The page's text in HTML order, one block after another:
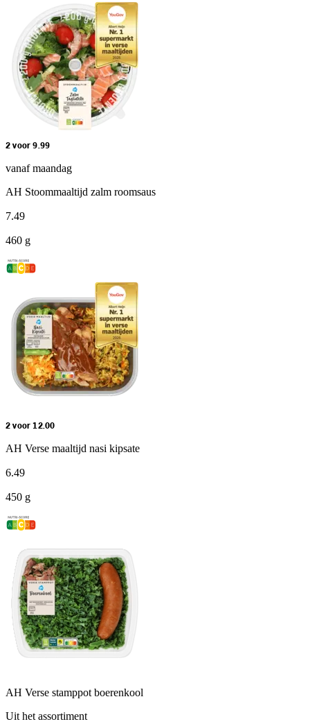
2 voor 9.99
vanaf maandag
AH Stoommaaltijd zalm roomsaus
7.49
460 g
2 voor 12.00
AH Verse maaltijd nasi kipsate
6.49
450 g
AH Verse stamppot boerenkool
Uit het assortiment